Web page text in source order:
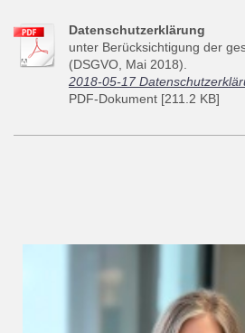
Datenschutzerklärung
unter Berücksichtigung der
(DSGVO, Mai 2018).
2018-05-17
PDF-Dokument [211.2 KB]